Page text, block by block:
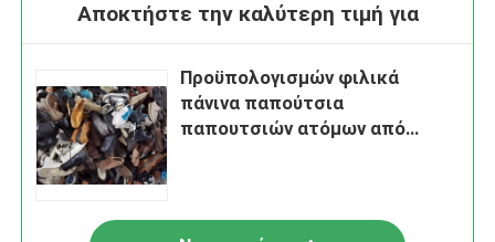
Αποκτήστε την καλύτερη τιμή για
Προϋπολογισμών φιλικά
πάνινα παπούτσια
παπουτσιών ατόμων από